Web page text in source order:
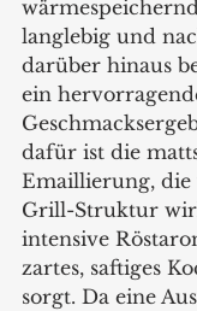
langlebig und
darüber hinaus
ein
dafür ist die
Emaillierung,
Grill-Struktur
intensive
zartes, saftiges
sorgt. Da eine